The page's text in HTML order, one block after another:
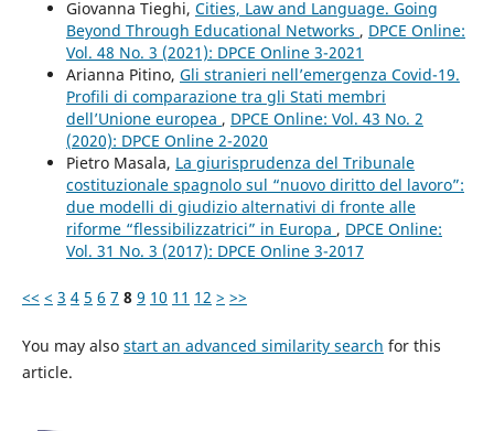
Giovanna Tieghi, Cities, Law and Language. Going
Beyond Through Educational Networks , DPCE Online:
Vol. 48 No. 3 (2021): DPCE Online 3-2021
Arianna Pitino, Gli stranieri nell’emergenza Covid-19.
Profili di comparazione tra gli Stati membri
dell’Unione europea , DPCE Online: Vol. 43 No. 2
(2020): DPCE Online 2-2020
Pietro Masala, La giurisprudenza del Tribunale
costituzionale spagnolo sul “nuovo diritto del lavoro”:
due modelli di giudizio alternativi di fronte alle
riforme “flessibilizzatrici” in Europa , DPCE Online:
Vol. 31 No. 3 (2017): DPCE Online 3-2017
<< < 3 4 5 6 7 8 9 10 11 12 > >>
You may also start an advanced similarity search for this
article.